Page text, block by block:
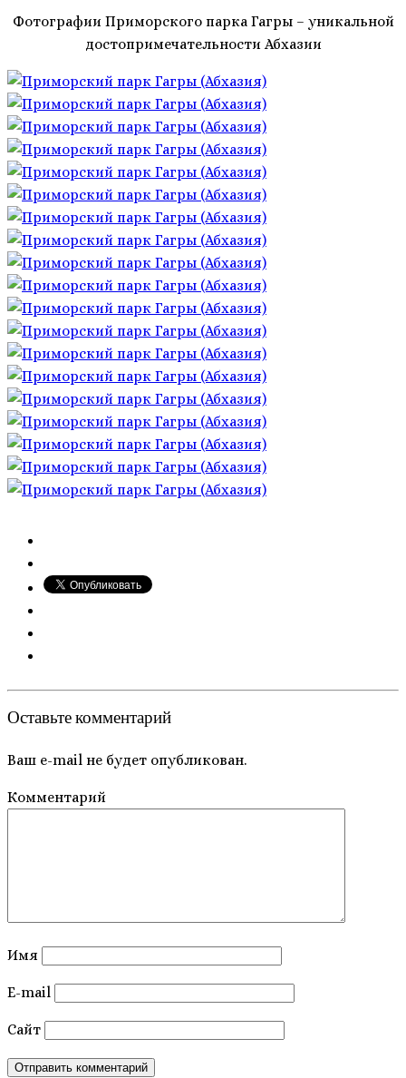
Фотографии Приморского парка Гагры – уникальной
достопримечательности Абхазии
Оставьте комментарий
Ваш e-mail не будет опубликован.
Комментарий
Имя
E-mail
Сайт